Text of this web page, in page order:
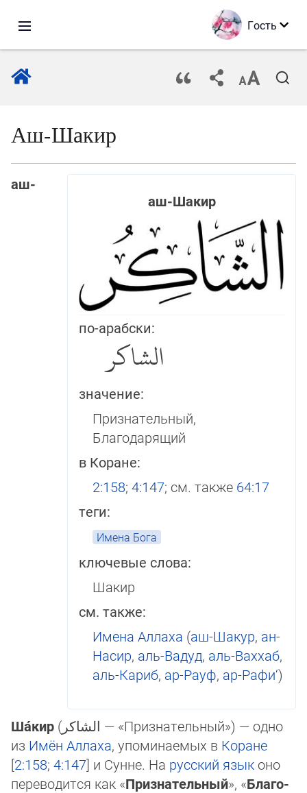
Гость
Аш-Шакир
аш-Шакир
по-арабски:
الشاكر‎
значение:
Признательный,
Благодарящий
в Коране:
2:158; 4:147; см. также 64:17
теги:
Имена Бога
ключевые слова:
Шакир
см. также:
Имена Аллаха (аш-Шакур, ан-
Насир, аль-Вадуд, аль-Ваххаб,
аль-Кариб, ар-Рауф, ар-Рафи‘)
аш-
Ша́кир ( الشاكر ‎ — «При­зна­тель­ный») — од­но
из Имён Аллаха, упоми­наемых в Ко­ра­не
[2:158; 4:147] и Сунне. На русский язык оно
переводится как «Признательный», «Бла­го­